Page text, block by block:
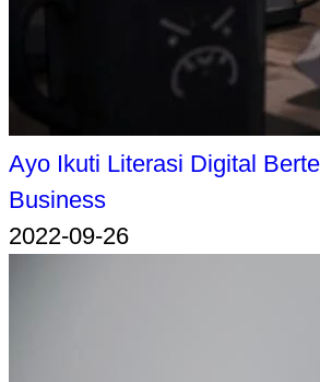
Ayo Ikuti Literasi Digital
Business
2022-09-26